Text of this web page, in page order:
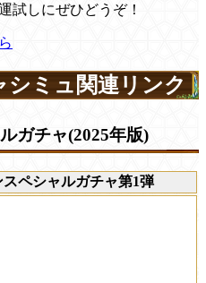
試しにぜひどうぞ！
ミュ関連リンク
ガチャ(2025年版)
ペシャルガチャ第1弾